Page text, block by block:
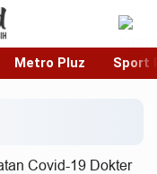
Metro Pluz Sport
Covid-19 Dokter